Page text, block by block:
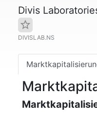
Divis
DIVISLAB.NS